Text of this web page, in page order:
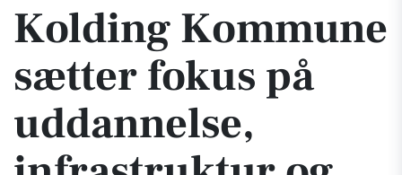
Kolding Kommune
sætter fokus på
uddannelse,